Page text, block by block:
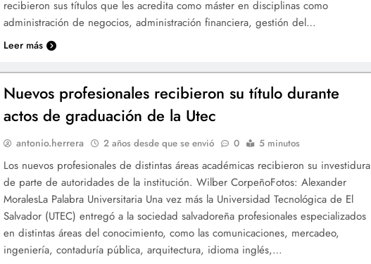
recibieron sus títulos que les acredita como máster en disciplinas como
administración de negocios, administración financiera, gestión del…
Leer más
Nuevos profesionales recibieron su título durante
actos de graduación de la Utec
antonio.herrera 2 años desde que se envió 0 5 minutos
Los nuevos profesionales de distintas áreas académicas recibieron su investidura
de parte de autoridades de la institución. Wilber CorpeñoFotos: Alexander
MoralesLa Palabra Universitaria Una vez más la Universidad Tecnológica de El
Salvador (UTEC) entregó a la sociedad salvadoreña profesionales especializados
en distintas áreas del conocimiento, como las comunicaciones, mercadeo,
ingeniería, contaduría pública, arquitectura, idioma inglés,…